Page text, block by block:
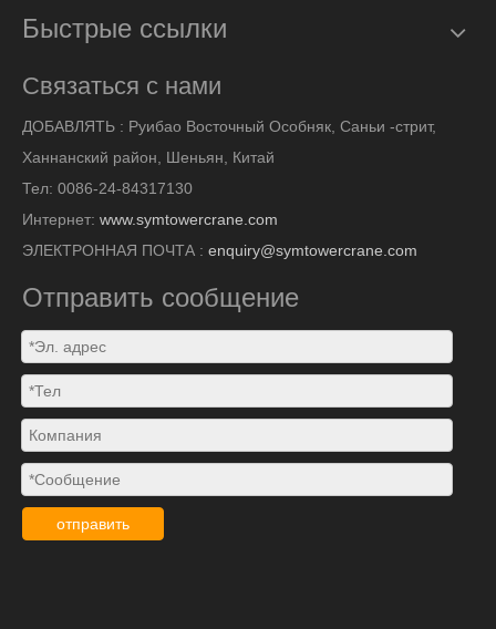
Быстрые ссылки
Связаться с нами
ДОБАВЛЯТЬ : Руибао Восточный Особняк, Саньи -стрит,
Ханнанский район, Шеньян, Китай
Тел: 0086-24-84317130
Интернет: www.symtowercrane.com
ЭЛЕКТРОННАЯ ПОЧТА : enquiry@symtowercrane.com
Отправить сообщение
отправить